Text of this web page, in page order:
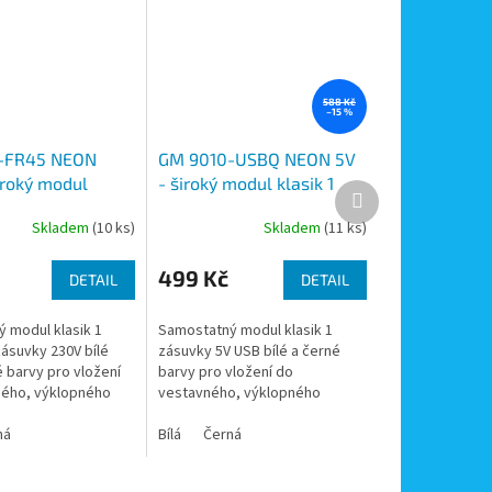
NEON
modul
úhlem 45°,
a černá
Skladem(10 ks)
DETAIL
modul klasik 1
230V bílé
barvy pro vložení
výklopného
588 Kč
–15 %
GM 9010-USBQ NEON 5V
- široký modul klasik 1
barva bílá a černá
Skladem (11 ks)
499 Kč DETAIL
Samostatný modul klasik 1
zásuvky 5V USB bílé a černé
barvy pro vložení do
vestavného, výklopného
NORGEN NEON.
Bílá Černá
Další
produkt